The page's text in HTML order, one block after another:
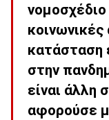
κατάσταση
στην
είναι άλλη
αφορούσε